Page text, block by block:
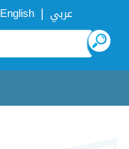
English | عربي